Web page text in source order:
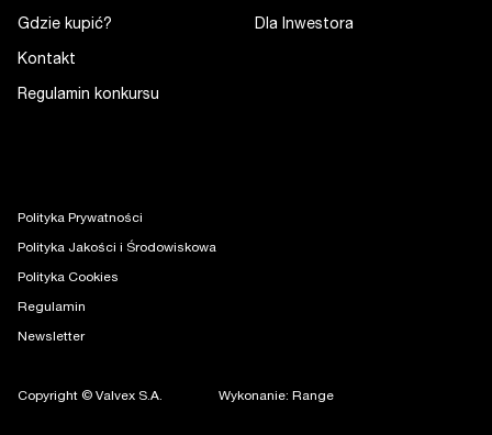
Gdzie kupić?
Kontakt
Regulamin konkursu
Dla Inwestora
Polityka Prywatności
Polityka Jakości i Środowiskowa
Polityka Cookies
Regulamin
Newsletter
Copyright © Valvex S.A. Wykonanie: Range